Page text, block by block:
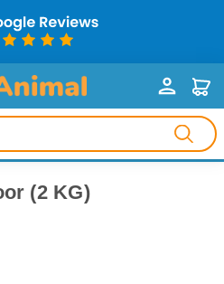
(2 KG)